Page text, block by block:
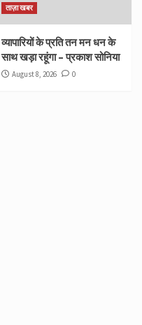
ताज़ा खबर
व्यापारियों के प्रति तन मन धन के
साथ खड़ा रहूंगा – प्रकाश सोनिया
August 8, 2026 0